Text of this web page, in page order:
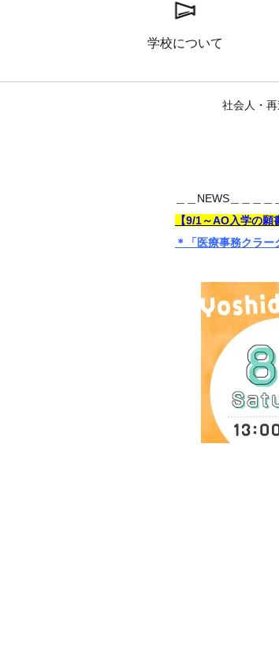
学校について
社会人・
＿＿NEWS＿＿＿＿
【9/1～AO入学の願
＊「医療事務クラ